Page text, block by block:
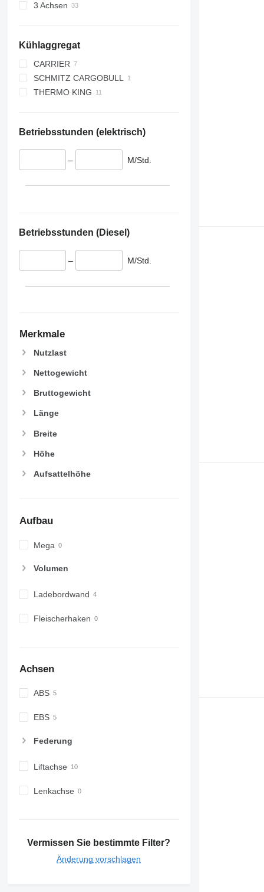
3 Achsen
Kühlaggregat
CARRIER
VECTOR
VECTOR 1850
SCHMITZ CARGOBULL
THERMO KING
Betriebsstunden (elektrisch)
– M/Std.
Betriebsstunden (Diesel)
– M/Std.
Merkmale
Nutzlast
Nettogewicht
Bruttogewicht
Länge
Breite
Höhe
Aufsattelhöhe
Aufbau
Mega
Volumen
Ladebordwand
Fleischerhaken
Achsen
ABS
EBS
Federung
Liftachse
Lenkachse
Vermissen Sie bestimmte Filter?
Änderung vorschlagen